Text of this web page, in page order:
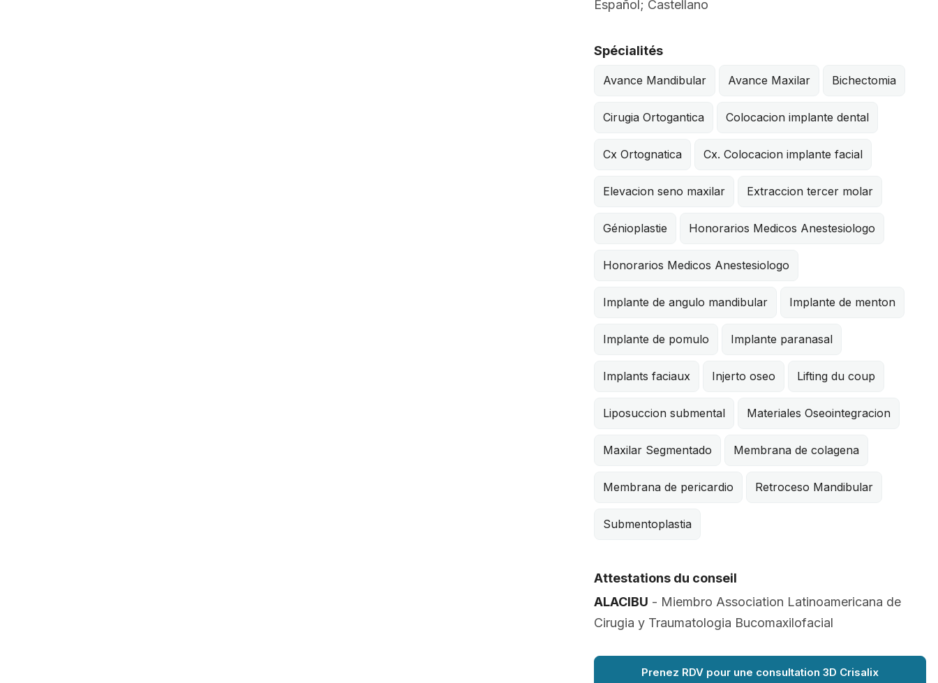
Español; Castellano
Spécialités
Avance Mandibular Avance Maxilar Bichectomia
Cirugia Ortogantica Colocacion implante dental
Cx Ortognatica Cx. Colocacion implante facial
Elevacion seno maxilar Extraccion tercer molar
Génioplastie Honorarios Medicos Anestesiologo
Honorarios Medicos Anestesiologo
Implante de angulo mandibular Implante de menton
Implante de pomulo Implante paranasal
Implants faciaux Injerto oseo Lifting du coup
Liposuccion submental Materiales Oseointegracion
Maxilar Segmentado Membrana de colagena
Membrana de pericardio Retroceso Mandibular
Submentoplastia
Attestations du conseil
ALACIBU - Miembro Association Latinoamericana de
Cirugia y Traumatologia Bucomaxilofacial
Prenez RDV pour une consultation 3D Crisalix